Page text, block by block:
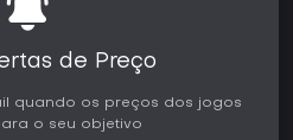
de Preço
quando os preços dos jogos
o seu objetivo